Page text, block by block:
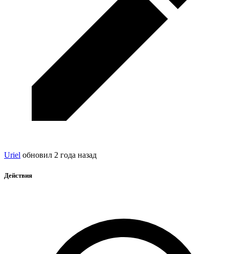
Uriel обновил 2 года назад
Действия